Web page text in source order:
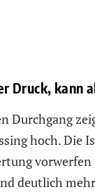
Druck, kann
Durchgang
hoch. Die
deutlich